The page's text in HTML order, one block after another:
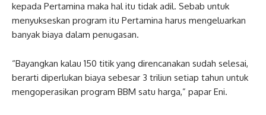
kepada Pertamina maka hal itu tidak adil. Sebab untuk
menyukseskan program itu Pertamina harus mengeluarkan
banyak biaya dalam penugasan.
“Bayangkan kalau 150 titik yang direncanakan sudah selesai,
berarti diperlukan biaya sebesar 3 triliun setiap tahun untuk
mengoperasikan program BBM satu harga,” papar Eni.